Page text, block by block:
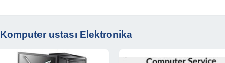
Komputer ustası Elektronika